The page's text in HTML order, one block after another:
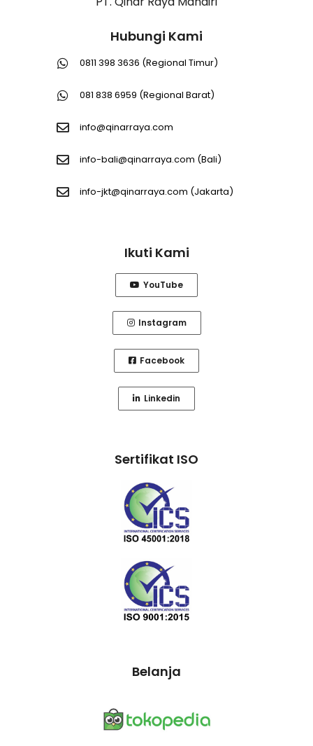
Hubungi Kami
0811 398 3636 (Regional Timur)
081 838 6959 (Regional Barat)
info@qinarraya.com
info-bali@qinarraya.com (Bali)
info-jkt@qinarraya.com (Jakarta)
Ikuti Kami
YouTube
Instagram
Facebook
Linkedin
Sertifikat ISO
Belanja